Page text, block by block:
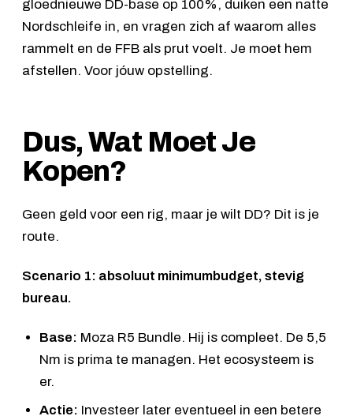
gloednieuwe DD-base op 100%, duiken een natte
Nordschleife in, en vragen zich af waarom alles
rammelt en de FFB als prut voelt. Je moet hem
afstellen. Voor jóuw opstelling.
Dus, Wat Moet Je
Kopen?
Geen geld voor een rig, maar je wilt DD? Dit is je
route.
Scenario 1: absoluut minimumbudget, stevig
bureau.
Base: Moza R5 Bundle. Hij is compleet. De 5,5
Nm is prima te managen. Het ecosysteem is
er.
Actie: Investeer later eventueel in een betere